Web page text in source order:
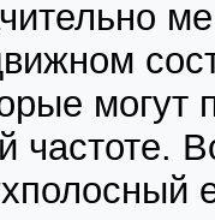
могут
частоте.